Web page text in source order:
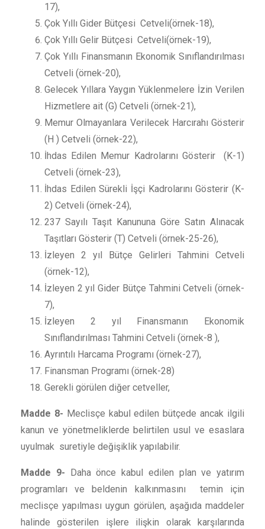
17),
Çok Yıllı Gider Bütçesi Cetveli(örnek-18),
Çok Yıllı Gelir Bütçesi Cetveli(örnek-19),
Çok Yıllı Finansmanın Ekonomik Sınıflandırılması
Cetveli (örnek-20),
Gelecek Yıllara Yaygın Yüklenmelere İzin Verilen
Hizmetlere ait (G) Cetveli (örnek-21),
Memur Olmayanlara Verilecek Harcırahı Gösterir
(H ) Cetveli (örnek-22),
İhdas Edilen Memur Kadrolarını Gösterir (K-1)
Cetveli (örnek-23),
İhdas Edilen Sürekli İşçi Kadrolarını Gösterir (K-
2) Cetveli (örnek-24),
237 Sayılı Taşıt Kanununa Göre Satın Alınacak
Taşıtları Gösterir (T) Cetveli (örnek-25-26),
İzleyen 2 yıl Bütçe Gelirleri Tahmini Cetveli
(örnek-12),
İzleyen 2 yıl Gider Bütçe Tahmini Cetveli (örnek-
7),
İzleyen 2 yıl Finansmanın Ekonomik
Sınıflandırılması Tahmini Cetveli (örnek-8 ),
Ayrıntılı Harcama Programı (örnek-27),
Finansman Programı (örnek-28)
Gerekli görülen diğer cetveller,
Madde 8- Meclisçe kabul edilen bütçede ancak ilgili
kanun ve yönetmeliklerde belirtilen usul ve esaslara
uyulmak suretiyle değişiklik yapılabilir.
Madde 9- Daha önce kabul edilen plan ve yatırım
programları ve beldenin kalkınmasını temin için
meclisçe yapılması uygun görülen, aşağıda maddeler
halinde gösterilen işlere ilişkin olarak karşılarında